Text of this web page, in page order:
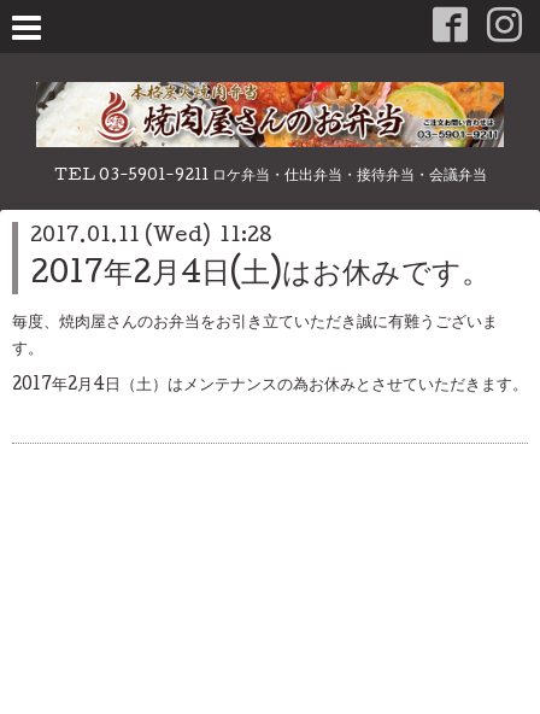
TEL 03-5901-9211 ロケ弁当・仕出弁当・接待弁当・会議弁当
2017.01.11 (Wed) 11:28
2017年2月4日(土)はお休みです。
毎度、焼肉屋さんのお弁当をお引き立ていただき誠に有難うございま
す。
2017年2月4日（土）はメンテナンスの為お休みとさせていただきます。